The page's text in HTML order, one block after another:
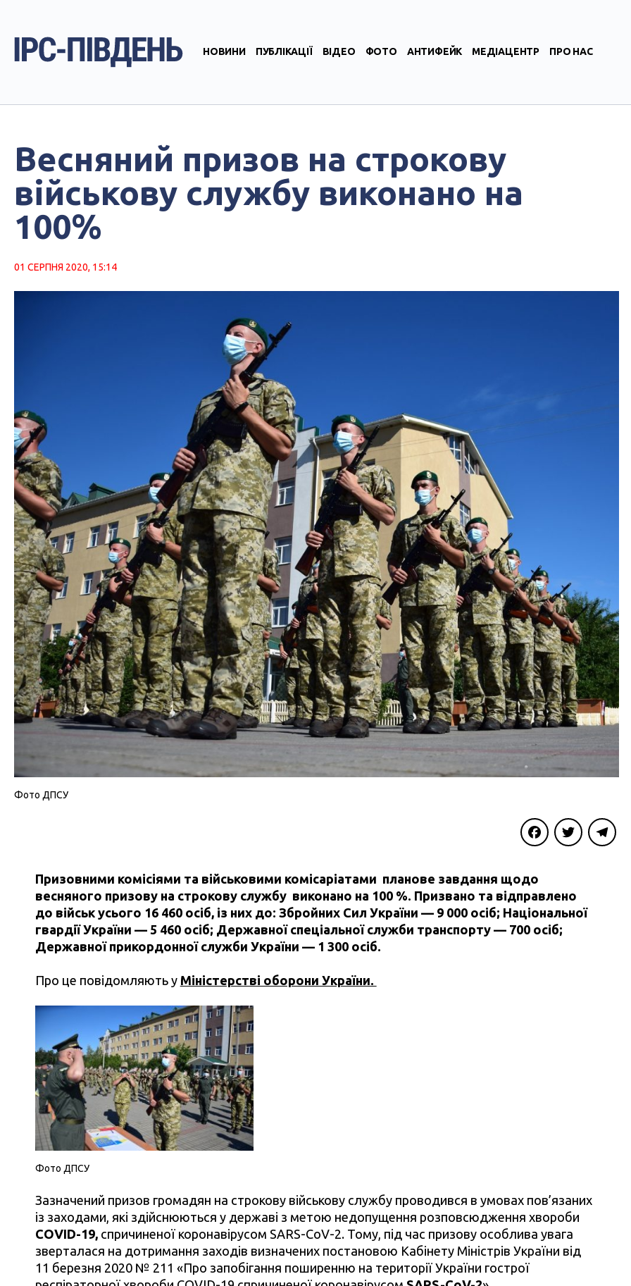
НОВИНИ ПУБЛІКАЦІЇ ВІДЕО ФОТО АНТИФЕЙК МЕДІАЦЕНТР ПРО НАС
Весняний призов на строкову
військову службу виконано на
100%
01 СЕРПНЯ 2020, 15:14
Фото ДПСУ
Призовними комісіями та військовими комісаріатами планове завдання щодо
весняного призову на строкову службу виконано на 100 %. Призвано та відправлено
до військ усього 16 460 осіб, із них до: Збройних Сил України — 9 000 осіб; Національної
гвардії України — 5 460 осіб; Державної спеціальної служби транспорту — 700 осіб;
Державної прикордонної служби України — 1 300 осіб.
Про це повідомляють у Міністерстві оборони України.
Фото ДПСУ
Зазначений призов громадян на строкову військову службу проводився в умовах пов’язаних
із заходами, які здійснюються у державі з метою недопущення розповсюдження хвороби
СOVID-19,спричиненої коронавірусом SARS-CoV-2. Тому, під час призову особлива увага
зверталася на дотримання заходів визначених постановою Кабінету Міністрів України від
11 березня 2020 № 211 «Про запобігання поширенню на території України гострої